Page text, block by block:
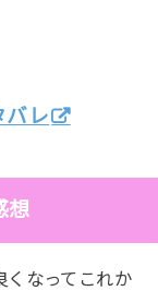
バレ
想
くなってこれか